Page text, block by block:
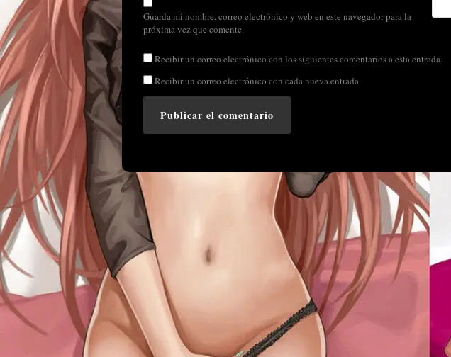
Guarda mi nombre, correo electrónico y web en este navegador para la
próxima vez que comente.
Recibir un correo electrónico con los siguientes comentarios a esta entrada.
Recibir un correo electrónico con cada nueva entrada.